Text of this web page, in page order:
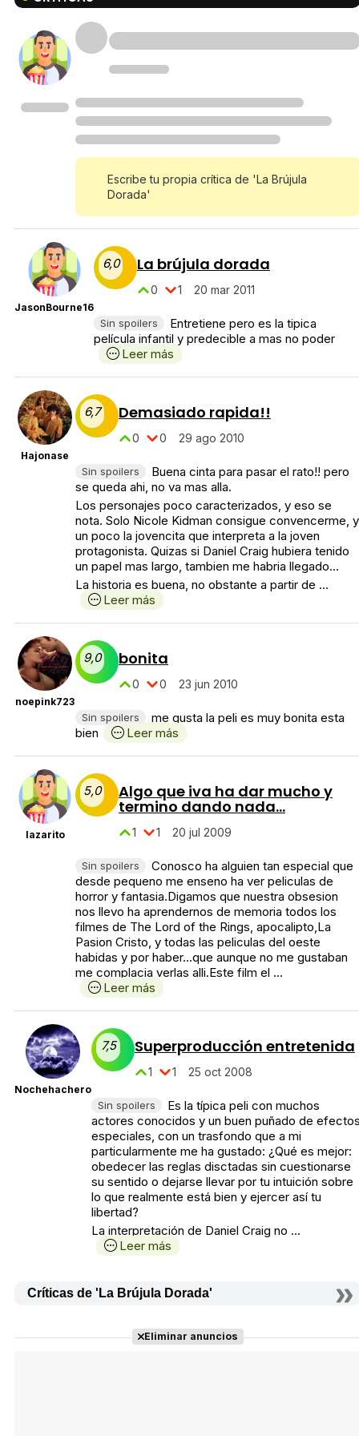
Escribe tu propia crítica de 'La Brújula
Dorada'
JasonBourne16
6,0 La brújula dorada
0 1 20 mar 2011
Sin spoilers
Entretiene pero es la tipica
película infantil y predecible a mas no poder
Leer más
Hajonase
6,7 Demasiado rapida!!
0 0 29 ago 2010
Sin spoilers
Buena cinta para pasar el rato!! pero
se queda ahi, no va mas alla.
Los personajes poco caracterizados, y eso se
nota. Solo Nicole Kidman consigue convencerme, y
un poco la jovencita que interpreta a la joven
protagonista. Quizas si Daniel Craig hubiera tenido
un papel mas largo, tambien me habria llegado...
La historia es buena, no obstante a partir de ...
Leer más
noepink723
9,0 bonita
0 0 23 jun 2010
Sin spoilers
me gusta la peli es muy bonita esta
bien
Leer más
lazarito
5,0 Algo que iva ha dar mucho y
termino dando nada...
1 1 20 jul 2009
Sin spoilers
Conosco ha alguien tan especial que
desde pequeno me enseno ha ver peliculas de
horror y fantasia.Digamos que nuestra obsesion
nos llevo ha aprendernos de memoria todos los
filmes de The Lord of the Rings, apocalipto,La
Pasion Cristo, y todas las peliculas del oeste
habidas y por haber...que aunque no me gustaban
me complacia verlas alli.Este film el ...
Leer más
Nochehachero
7,5 Superproducción entretenida
1 1 25 oct 2008
Sin spoilers
Es la típica peli con muchos
actores conocidos y un buen puñado de
especiales, con un trasfondo que a mi
particularmente me ha gustado: ¿Qué es mejor:
obedecer las reglas disctadas sin cuestionarse
su sentido o dejarse llevar por tu intuición sobre
lo que realmente está bien y ejercer así tu
libertad?
La interpretación de Daniel Craig no ...
Leer más
Críticas de 'La Brújula Dorada'
Eliminar anuncios